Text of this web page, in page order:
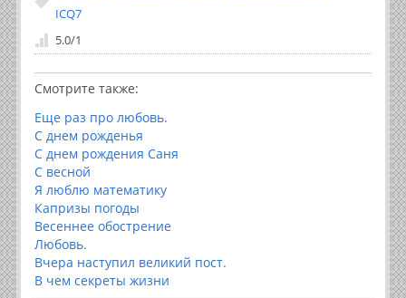
ICQ7
5.0/1
Смотрите также:
Еще раз про любовь.
C днем рожденья
С днем рождения Саня
С весной
Я люблю математику
Капризы погоды
Весеннее обострение
Любовь.
Вчера наступил великий пост.
В чем секреты жизни